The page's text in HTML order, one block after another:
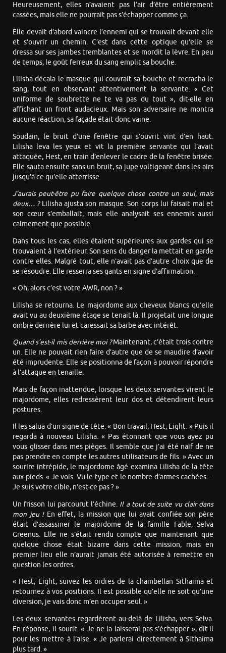
Heureusement, elles n’avaient pas l’air d’être entièrement
cassées, mais elle ne pourrait pas s’échapper comme ça.
Elle devait d’abord vaincre l’ennemi qui se trouvait devant elle
et s’ouvrir un chemin. C’est dans cette optique qu’elle se
dressa sur ses jambes tremblantes et se mordit la lèvre. En peu
de temps, le goût ferreux du sang emplit sa bouche.
Lilisha décala le masque qui couvrait sa bouche et recracha le
sang, tout en observant attentivement la servante. « Cet
uniforme de soubrette ne te va pas du tout », dit-elle en
affichant un front audacieux. Mais son adversaire ne montra
aucune réaction, sa façade était donc vaine.
Soudain, le bruit d’une fenêtre qui s’ouvrit vint d’en haut.
Lilisha leva les yeux et vit la première servante qui l’avait
attaquée, Hest, en train d’enlever le cadre de la fenêtre brisée.
Elle sauta ensuite sans un bruit, sa jupe voltigeant dans les airs
jusqu’à ce qu’elle atterrisse.
J’aurais peut-être pu faire quelque chose contre un seul, mais
deux… ?Lilisha ajusta son masque. Son corps lui faisait mal et
son cœur s’emballait, mais elle analysait ses ennemis aussi
calmement que possible.
Dans tous les cas, elles étaient supérieures aux gardes qui se
trouvaient à l’extérieur. Son sens du danger la mettait en garde
contre elles. Malgré tout, elle n’avait pas d’autre choix que de
se résoudre. Elle resserra ses gants en signe d’affirmation.
« Oh, alors c’est votre AWR, non ? »
Lilisha se retourna. Le majordome aux cheveux blancs qu’elle
avait vu au deuxième étage se tenait là. Il projetait une longue
ombre derrière lui et caressait sa barbe avec intérêt.
Quand s’est-il mis derrière moi ?Maintenant, c’était trois contre
un. Elle ne pouvait rien faire d’autre que de se maudire d’avoir
été imprudente. Elle se positionna de façon à pouvoir répondre
à l’attaque en tenaille.
Mais de façon inattendue, lorsque les deux servantes virent le
majordome, elles redressèrent leur dos et détendirent leurs
postures.
Il les salua d’un signe de tête. « Bon travail, Hest, Eight. » Puis il
regarda à nouveau Lilisha. « Pas étonnant que vous ayez pu
vous glisser dans mes pièges. Il semble que j’ai été naïf de ne
pas prendre en compte les autres utilisateurs de fils. » Avec un
sourire intrépide, le majordome âgé examina Lilisha de la tête
aux pieds. « Je vois. Vu le type et le nombre d’armes cachées…
Je suis votre cible, n’est-ce pas ? »
Un frisson lui parcourut l’échine. Il a tout de suite vu clair dans
mon jeu !En effet, la mission que lui avait confiée son père
était d’assassiner le majordome de la famille Fable, Selva
Greenus. Elle ne s’était rendu compte que maintenant que
quelque chose était bizarre dans cette mission, mais en
premier lieu elle n’aurait jamais été autorisée à remettre en
question les ordres.
« Hest, Eight, suivez les ordres de la chambellan Sithaima et
retournez à vos positions. Il est possible qu’elle ne soit qu’une
diversion, je vais donc m’en occuper seul. »
Les deux servantes regardèrent au-delà de Lilisha, vers Selva.
En réponse, il sourit. « Je ne la laisserai pas s’échapper », dit-il
pour les mettre à l’aise. « Je parlerai directement à Sithaima
plus tard. »